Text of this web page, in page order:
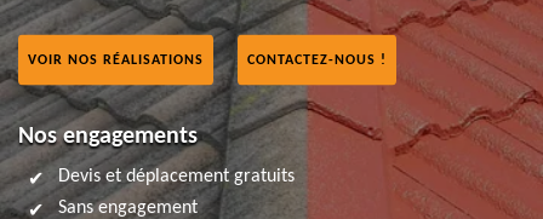
VOIR NOS RÉALISATIONS CONTACTEZ-NOUS !
Nos engagements
Devis et déplacement gratuits
Sans engagement